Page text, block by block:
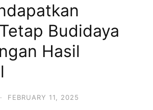
Budidaya
Hasil
· FEBRUARY 11, 2025